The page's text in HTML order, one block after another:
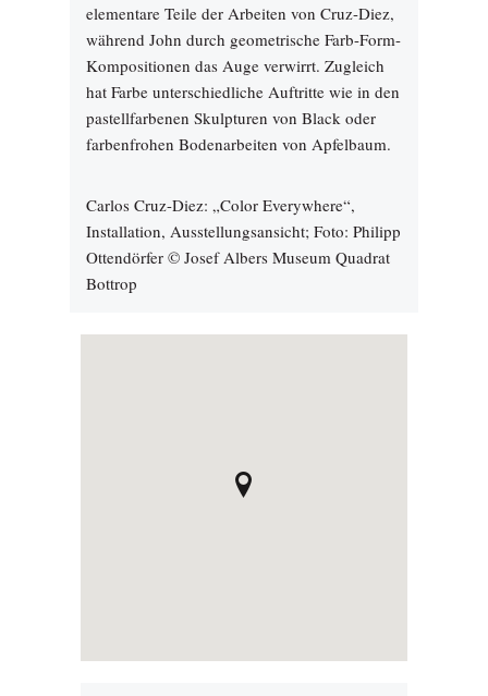
elementare Teile der Arbeiten von Cruz-Diez,
während John durch geometrische Farb-Form-
Kompositionen das Auge verwirrt. Zugleich
hat Farbe unterschiedliche Auftritte wie in den
pastellfarbenen Skulpturen von Black oder
farbenfrohen Bodenarbeiten von Apfelbaum.
Carlos Cruz-Diez: „Color Everywhere“,
Installation, Ausstellungsansicht; Foto: Philipp
Ottendörfer © Josef Albers Museum Quadrat
Bottrop